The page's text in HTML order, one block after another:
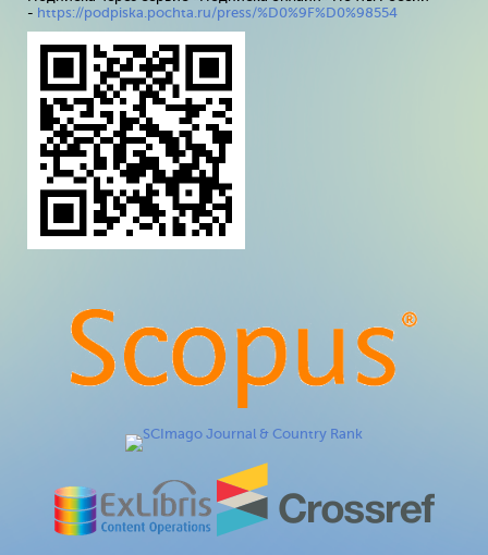
- https://podpiska.pochta.ru/press/%D0%9F%D0%98554